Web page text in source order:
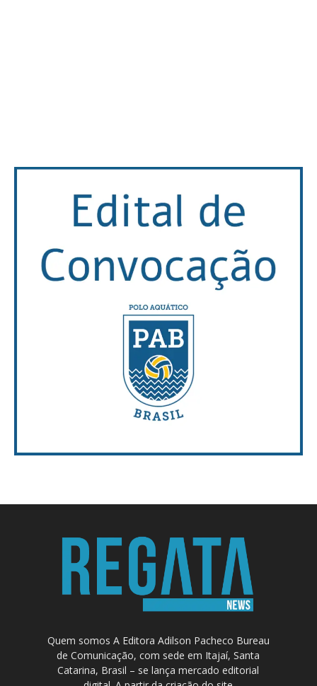
Quem somos A Editora Adilson Pacheco Bureau
de Comunicação, com sede em Itajaí, Santa
Catarina, Brasil – se lança mercado editorial